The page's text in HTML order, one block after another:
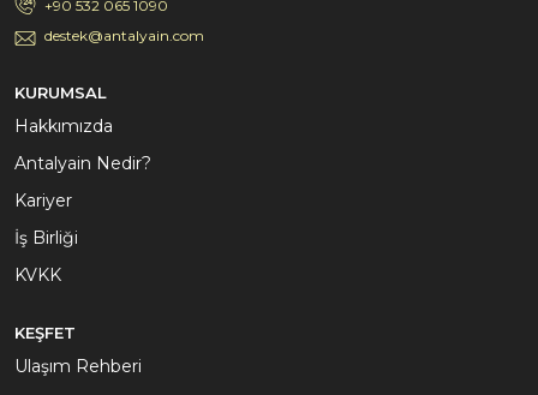
+90 532 065 1090
destek@antalyain.com
KURUMSAL
Hakkımızda
Antalyain Nedir?
Kariyer
İş Birliği
KVKK
KEŞFET
Ulaşım Rehberi